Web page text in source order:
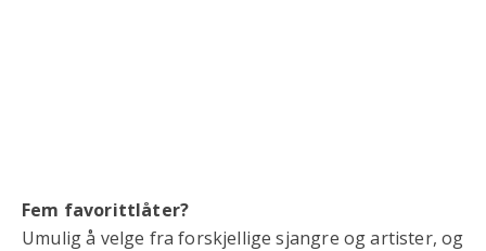
Fem favorittlåter?
Umulig å velge fra forskjellige sjangre og artister, og